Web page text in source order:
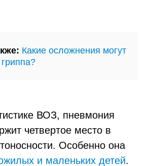
Какие осложнения могут
ВОЗ, пневмония
четвертое место в
Особенно она
и маленьких детей